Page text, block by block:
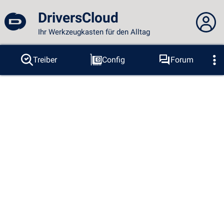
DriversCloud
Ihr Werkzeugkasten für den Alltag
Sie sind nicht angemeldet...
Anmelden
Treiber Config
Forum
Sonden
BSOD Tools